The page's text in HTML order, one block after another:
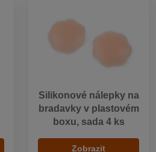
Silikonové nálepky na
bradavky v plastovém
boxu, sada 4 ks
Zobrazit